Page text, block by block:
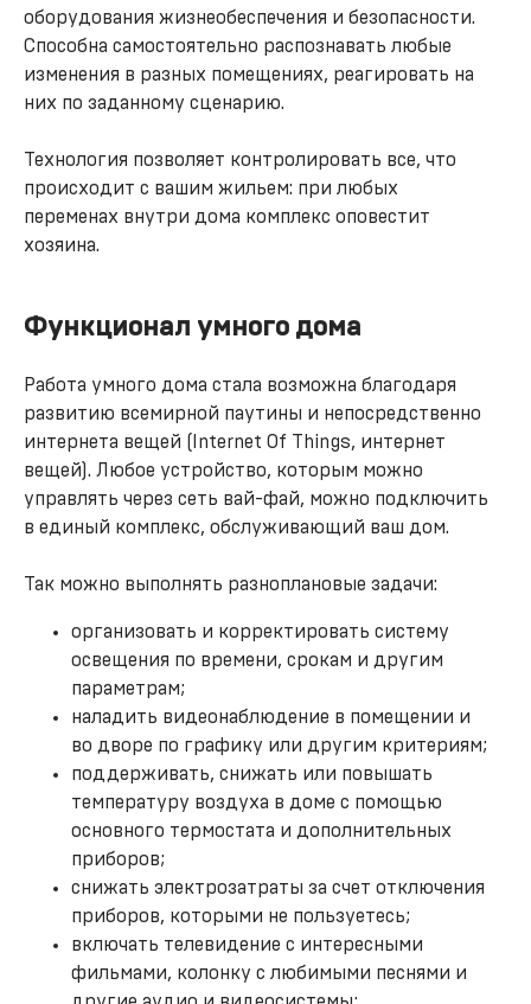
оборудования жизнеобеспечения и безопасности.
Способна самостоятельно распознавать любые
изменения в разных помещениях, реагировать на
них по заданному сценарию.
Технология позволяет контролировать все, что
происходит с вашим жильем: при любых
переменах внутри дома комплекс оповестит
хозяина.
Функционал умного дома
Работа умного дома стала возможна благодаря
развитию всемирной паутины и непосредственно
интернета вещей (Internet Of Things, интернет
вещей). Любое устройство, которым можно
управлять через сеть вай-фай, можно подключить
в единый комплекс, обслуживающий ваш дом.
Так можно выполнять разноплановые задачи:
организовать и корректировать систему
освещения по времени, срокам и другим
параметрам;
наладить видеонаблюдение в помещении и
во дворе по графику или другим критериям;
поддерживать, снижать или повышать
температуру воздуха в доме с помощью
основного термостата и дополнительных
приборов;
снижать электрозатраты за счет отключения
приборов, которыми не пользуетесь;
включать телевидение с интересными
фильмами, колонку с любимыми песнями и